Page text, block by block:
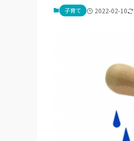
子育て 2022-02-10